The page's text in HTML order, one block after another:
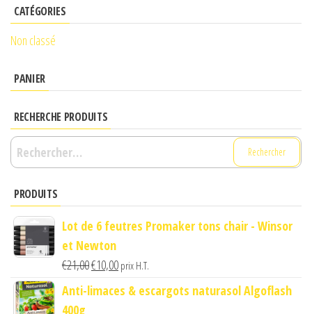
CATÉGORIES
Non classé
PANIER
RECHERCHE PRODUITS
Rechercher :
PRODUITS
Lot de 6 feutres Promaker tons chair - Winsor
et Newton
€21,00Le
prix
€10,00Le
prix
prix H.T.
Anti-limaces & escargots naturasol Algoflash
400g